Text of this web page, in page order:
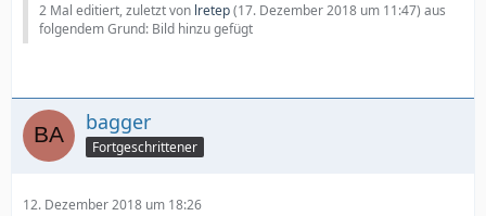
2 Mal editiert, zuletzt von lretep(17. Dezember 2018 um 11:47) aus
folgendem Grund: Bild hinzu gefügt
bagger
Fortgeschrittener
12. Dezember 2018 um 18:26